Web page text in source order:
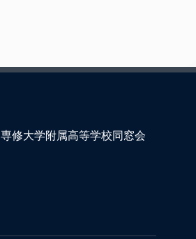
専修大学附属高等学校同窓会